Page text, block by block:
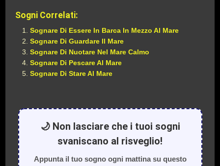
Sogni Correlati:
Sognare Di Essere In Barca In Mezzo Al Mare
Sognare Di Guardare Il Mare
Sognare Di Nuotare Nel Mare Calmo
Sognare Di Pescare Al Mare
Sognare Di Stare Al Mare
🌙 Non lasciare che i tuoi sogni
svaniscano al risveglio!
Appunta il tuo sogno ogni mattina su questo